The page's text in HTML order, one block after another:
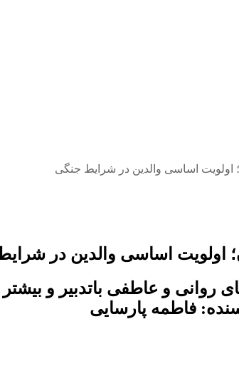
اولویت اساسی والدین در شرایط جنگی
اولویت اساسی والدین در
روانی و عاطفی باتدبیر و
فاطمه پارسایی